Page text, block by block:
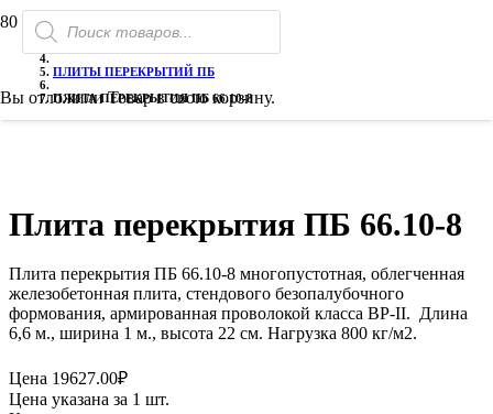
Поиск
товаров
Вы отложилиТоварв свою корзину.
ГАЗОБЕТОН
ПЛИТЫ ПЕРЕКРЫТИЙ ПБ
ПЛИТА ПЕРЕКРЫТИЯ ПБ 66.10-8
Плита перекрытия ПБ 66.10-8
Плита перекрытия ПБ 66.10-8 многопустотная, облегченная
железобетонная плита, стендового безопалубочного
формования, армированная проволокой класса ВР-II. Длина
6,6 м., ширина 1 м., высота 22 см. Нагрузка 800 кг/м2.
Цена 19627.00₽
Цена указана за 1 шт.